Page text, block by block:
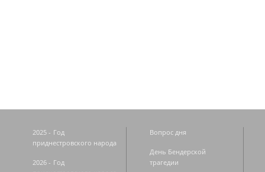
2025 - Год
приднестровского народа
2026 - Год
Вопрос дня
День Бендерской
трагедии